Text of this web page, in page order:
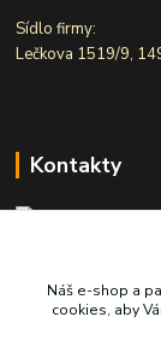
Sídlo firmy:
Lečkova 1519/9,
Kontakty
Ivana
Po-
Náš e-shop a
cookies, aby